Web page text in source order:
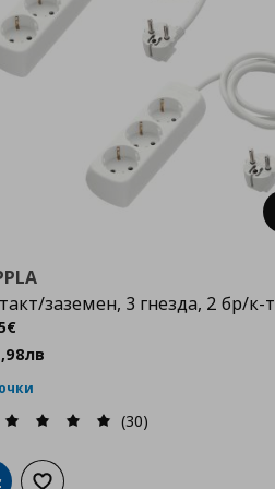
заземен, 3 гнезда, 2 бр/к-т
€
,98лв
(30)